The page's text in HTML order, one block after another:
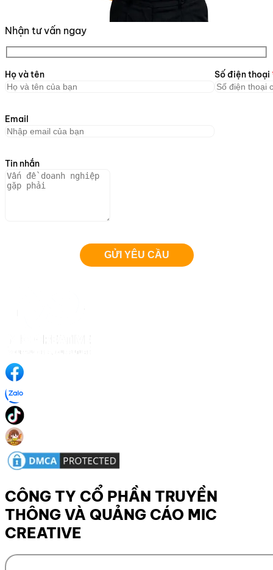
Nhận tư vấn ngay
Họ và tên Số điện thoại
Email
Tin nhắn
CÔNG TY CỔ PHẦN TRUYỀN
THÔNG VÀ QUẢNG CÁO MIC
CREATIVE